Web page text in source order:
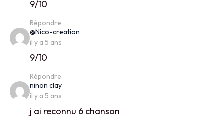
9/10
Répondre
@Nico-creation
il y a 5 ans
9/10
Répondre
ninon claysays:
il y a 5 ans
j ai reconnu 6 chanson